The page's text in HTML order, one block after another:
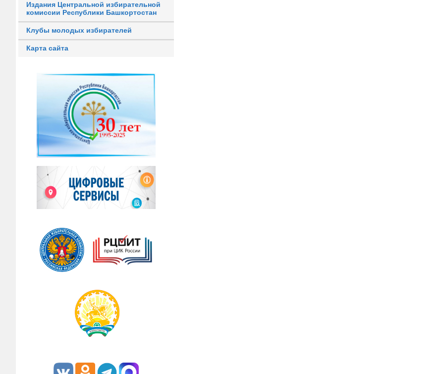
Издания Центральной избирательной
комиссии Республики Башкортостан
Клубы молодых избирателей
Карта сайта